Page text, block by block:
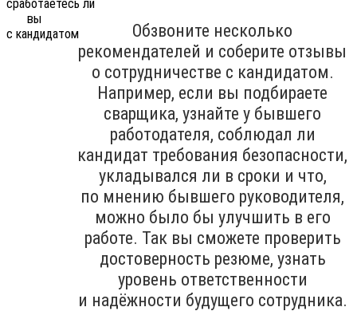
Обзвоните несколько
рекомендателей и соберите отзывы
о сотрудничестве с кандидатом.
Например, если вы подбираете
сварщика, узнайте у бывшего
работодателя, соблюдал ли
кандидат требования безопасности,
укладывался ли в сроки и что,
по мнению бывшего руководителя,
можно было бы улучшить в его
работе. Так вы сможете проверить
достоверность резюме, узнать
уровень ответственности
и надёжности будущего сотрудника.